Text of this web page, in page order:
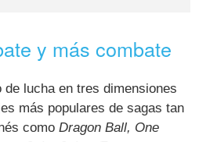
y más combate
de lucha en tres dimensiones
más populares de sagas tan
comoDragon Ball, One